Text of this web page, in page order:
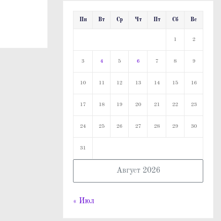
Август 2026
Пн Вт Ср Чт Пт Сб Вс
1 2
3 4 5 6 7 8 9
10 11 12 13 14 15 16
17 18 19 20 21 22 23
24 25 26 27 28 29 30
31
« Июл